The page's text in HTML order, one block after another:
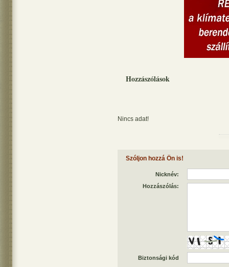
Hozzászólások
Nincs adat!
Szóljon hozzá Ön is!
Nicknév:
Hozzászólás:
Biztonsági kód